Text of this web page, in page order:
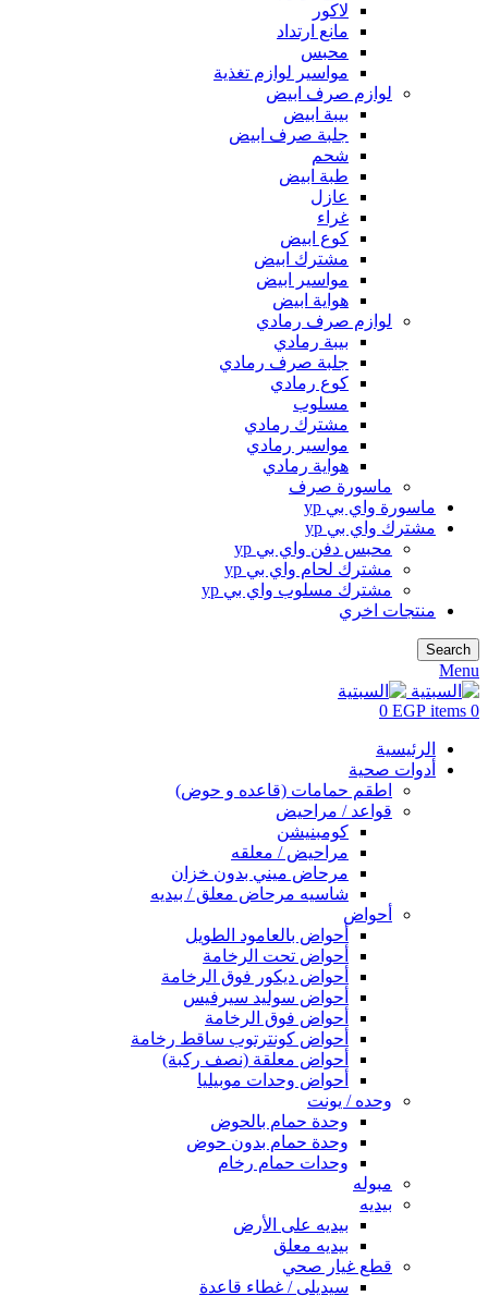
لاكور
مانع ارتداد
محبس
مواسير لوازم تغذية
لوازم صرف ابيض
بيبة ابيض
جلبة صرف ابيض
شحم
طبة ابيض
عازل
غراء
كوع ابيض
مشترك ابيض
مواسير ابيض
هواية ابيض
لوازم صرف رمادي
بيبة رمادي
جلبة صرف رمادي
كوع رمادي
مسلوب
مشترك رمادي
مواسير رمادي
هواية رمادي
ماسورة صرف
ماسورة واي بي yp
مشترك واي بي yp
محبس دفن واي بي yp
مشترك لحام واي بي yp
مشترك مسلوب واي بي yp
منتجات اخري
Search
Menu
0
items
0 EGP
الرئيسية
أدوات صحية
اطقم حمامات (قاعده و حوض)
قواعد / مراحيض
كومبنيشن
مراحيض / معلقه
مرحاض ميني بدون خزان
شاسيه مرحاض معلق / بيديه
أحواض
أحواض بالعامود الطويل
أحواض تحت الرخامة
أحواض ديكور فوق الرخامة
أحواض سوليد سيرفيس
أحواض فوق الرخامة
أحواض كونترتوب ساقط رخامة
أحواض معلقة (نصف ركبة)
أحواض وحدات موبيليا
وحده / يونت
وحدة حمام بالحوض
وحدة حمام بدون حوض
وحدات حمام رخام
مبوله
بيديه
بيديه على الأرض
بيديه معلق
قطع غيار صحي
سيديلى / غطاء قاعدة